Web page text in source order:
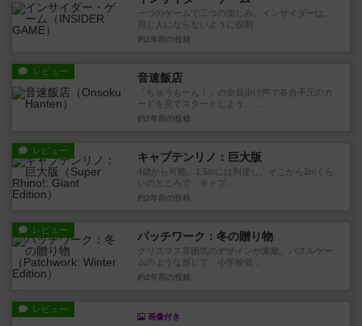
一つのゲームで二つの楽しみ。インサイダーは、
同じ人にならないように役割...
約2年前 の投稿
レビュー 音速飯店
「ちゅうもーん！」の全員掛け声で各自手元のカ
ードを見てスタートしよう。...
約2年前 の投稿
レビュー キャプテンリノ：巨大版
4歳から可能。1.5mには到達し、そこから2mくら
いのところで、キャプ...
約2年前 の投稿
レビュー パッチワーク：冬の贈り物
クリスマス雰囲気のデザインが素敵。パズルゲー
ムのような感じで、小学校低...
約2年前 の投稿
レビュー
画像付き